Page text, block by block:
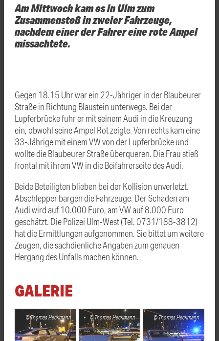
Am Mittwoch kam es in Ulm zum
Zusammenstoß in zweier Fahrzeuge,
nachdem einer der Fahrer eine rote Ampel
missachtete.
Gegen 18.15 Uhr war ein 22-Jähriger in der Blaubeurer
Straße in Richtung Blaustein unterwegs. Bei der
Lupferbrücke fuhr er mit seinem Audi in die Kreuzung
ein, obwohl seine Ampel Rot zeigte. Von rechts kam eine
33-Jährige mit einem VW von der Lupferbrücke und
wollte die Blaubeurer Straße überqueren. Die Frau stieß
frontal mit ihrem VW in die Beifahrerseite des Audi.
Beide Beteiligten blieben bei der Kollision unverletzt.
Abschlepper bargen die Fahrzeuge. Der Schaden am
Audi wird auf 10.000 Euro, am VW auf 8.000 Euro
geschätzt. Die Polizei Ulm-West (Tel. 0731/188-3812)
hat die Ermittlungen aufgenommen. Sie bittet um weitere
Zeugen, die sachdienliche Angaben zum genauen
Hergang des Unfalls machen können.
GALERIE
Thomas Heckmann Thomas Heckmann Thomas Heckmann